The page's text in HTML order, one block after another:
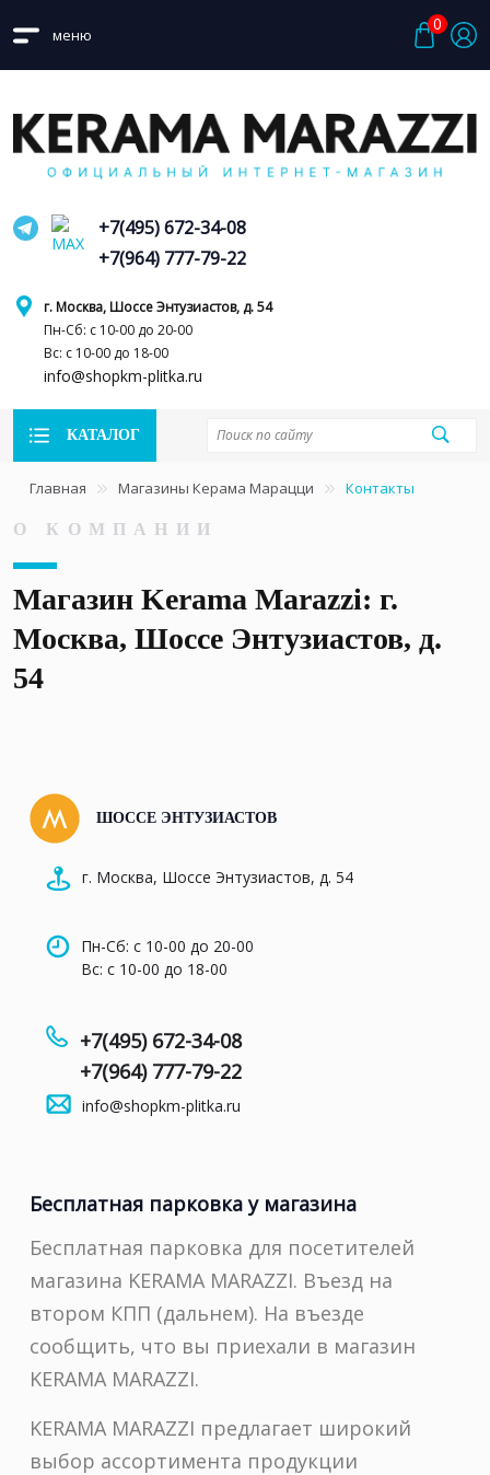
меню
0
г. Москва, Шоссе Энтузиастов, д. 54
Пн-Сб: с 10-00 до 20-00
Вс: с 10-00 до 18-00
info@shopkm-plitka.ru
+7(495) 672-34-08
+7(964) 777-79-22
КАТАЛОГ
Главная Магазины Керама Марацци Контакты
О КОМПАНИИ
Магазин Kerama Marazzi: г.
Москва, Шоссе Энтузиастов, д.
54
ШОССЕ ЭНТУЗИАСТОВ
г. Москва, Шоссе Энтузиастов, д. 54
Пн-Сб: с 10-00 до 20-00
Вс: с 10-00 до 18-00
+7(495) 672-34-08
+7(964) 777-79-22
info@shopkm-plitka.ru
Бесплатная парковка у магазина
Бесплатная парковка для посетителей
магазина KERAMA MARAZZI. Въезд на
втором КПП (дальнем). На въезде
сообщить, что вы приехали в магазин
KERAMA MARAZZI.
KERAMA MARAZZI предлагает широкий
выбор ассортимента продукции